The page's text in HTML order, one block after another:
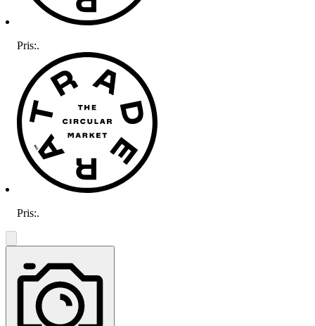
Pris:.
Pris:.